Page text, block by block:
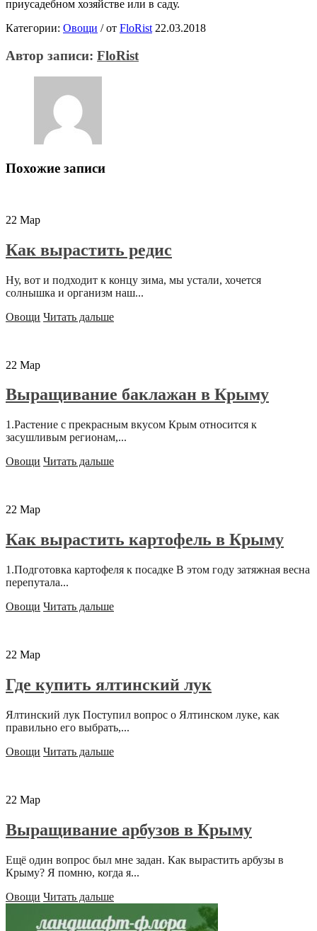
приусадебном хозяйстве или в саду.
Категории: Овощи /от FloRist 22.03.2018
Автор записи: FloRist
Похожие записи
22 Мар
Как вырастить редис
Ну, вот и подходит к концу зима, мы устали, хочется
солнышка и организм наш...
Овощи Читать дальше
22 Мар
Выращивание баклажан в Крыму
1.Растение с прекрасным вкусом Крым относится к
засушливым регионам,...
Овощи Читать дальше
22 Мар
Как вырастить картофель в Крыму
1.Подготовка картофеля к посадке В этом году затяжная весна
перепутала...
Овощи Читать дальше
22 Мар
Где купить ялтинский лук
Ялтинский лук Поступил вопрос о Ялтинском луке, как
правильно его выбрать,...
Овощи Читать дальше
22 Мар
Выращивание арбузов в Крыму
Ещё один вопрос был мне задан. Как вырастить арбузы в
Крыму? Я помню, когда я...
Овощи Читать дальше